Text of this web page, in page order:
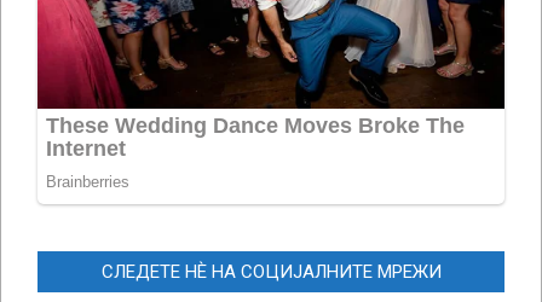
СЛЕДЕТЕ НЀ НА СОЦИЈАЛНИТЕ МРЕЖИ